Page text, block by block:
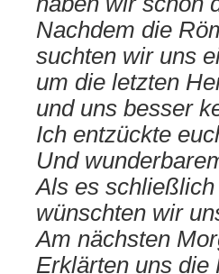
Nachdem die
suchten wir uns
um die letzten
und uns besser
Ich entzückte
Und
Als es schließlich
wünschten wir
Am nächsten
Erklärten uns die